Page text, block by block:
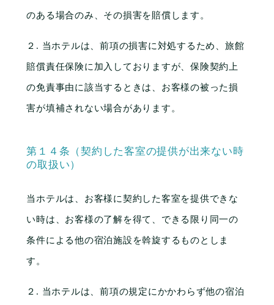
のある場合のみ、その損害を賠償します。
２. 当ホテルは、前項の損害に対処するため、旅館
賠償責任保険に加入しておりますが、保険契約上
の免責事由に該当するときは、お客様の被った損
害が填補されない場合があります。
第１４条（契約した客室の提供が出来ない時
の取扱い）
当ホテルは、お客様に契約した客室を提供できな
い時は、お客様の了解を得て、できる限り同一の
条件による他の宿泊施設を斡旋するものとしま
す。
２. 当ホテルは、前項の規定にかかわらず他の宿泊